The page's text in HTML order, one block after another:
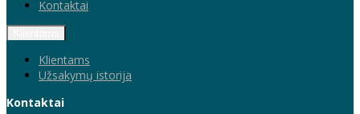
Kontaktai
Klientams
Užsakymų istorija
Kontaktai